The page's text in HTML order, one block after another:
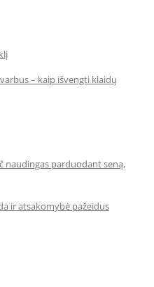
– kaip išvengti klaidų
naudingas parduodant seną,
ir atsakomybė pažeidus